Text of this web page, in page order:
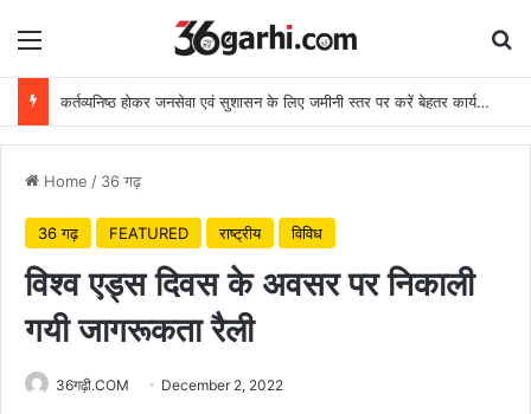
Menu
कर्तव्यनिष्ठ होकर जनसेवा एवं सुशासन के लिए जमीनी स्तर पर करें बेहतर कार्य: मुख्यमंत्री
Home / 36 गढ़
36 गढ़ FEATURED राष्ट्रीय विविध
विश्व एड्स दिवस के अवसर पर निकाली
गयी जागरूकता रैली
36गढ़ी.COM December 2, 2022